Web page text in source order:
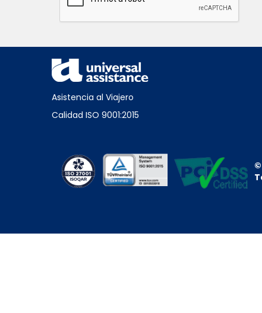
Asistencia al Viajero
Calidad ISO 9001:2015